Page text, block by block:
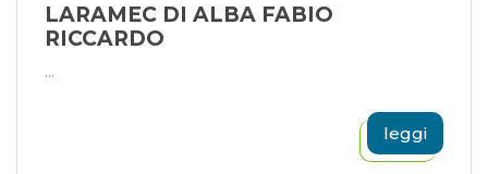
LARAMEC DI ALBA FABIO
RICCARDO
...
leggi